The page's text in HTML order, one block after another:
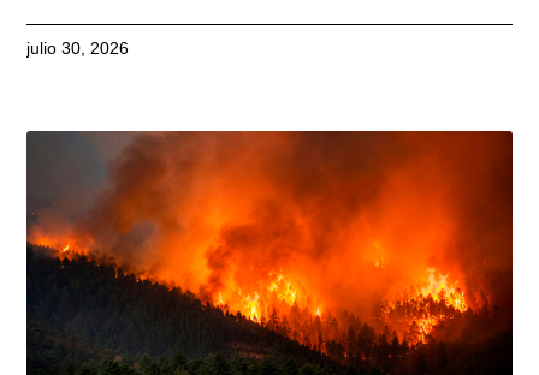
julio 30, 2026